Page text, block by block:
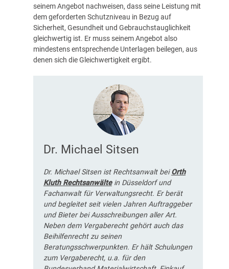
seinem Angebot nachweisen, dass seine Leistung mit
dem geforderten Schutzniveau in Bezug auf
Sicherheit, Gesundheit und Gebrauchstauglichkeit
gleichwertig ist. Er muss seinem Angebot also
mindestens entsprechende Unterlagen beilegen, aus
denen sich die Gleichwertigkeit ergibt.
Dr. Michael Sitsen
Dr. Michael Sitsen ist Rechtsanwalt beiOrth
Kluth Rechtsanwältein Düsseldorf und
Fachanwalt für Verwaltungsrecht. Er berät
und begleitet seit vielen Jahren Auftraggeber
und Bieter bei Ausschreibungen aller Art.
Neben dem Vergaberecht gehört auch das
Beihilfenrecht zu seinen
Beratungsschwerpunkten. Er hält Schulungen
zum Vergaberecht, u.a. für den